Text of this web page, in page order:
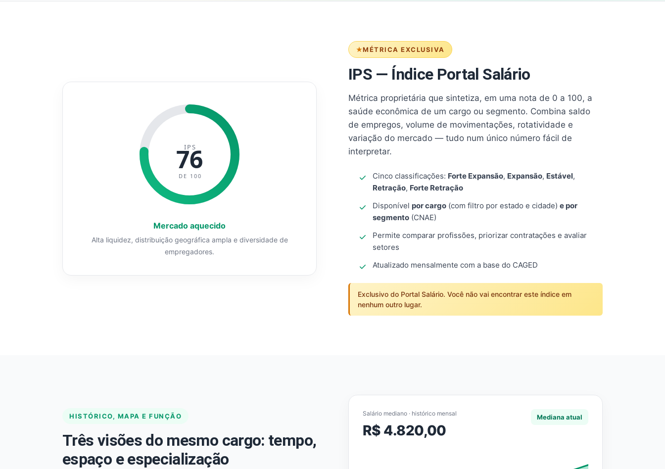
MÉTRICA EXCLUSIVA
IPS — Índice Portal Salário
Métrica proprietária que sintetiza, em uma nota de 0 a 100, a
saúde econômica de um cargo ou segmento. Combina saldo
de empregos, volume de movimentações, rotatividade e
variação do mercado — tudo num único número fácil de
interpretar.
Cinco classificações: Forte Expansão, Expansão, Estável,
Retração, Forte Retração
Disponível por cargo (com filtro por estado e cidade) e por
segmento (CNAE)
Permite comparar profissões, priorizar contratações e avaliar
setores
Atualizado mensalmente com a base do CAGED
Exclusivo do Portal Salário. Você não vai encontrar este índice em
nenhum outro lugar.
IPS
76
DE 100
Mercado aquecido
Alta liquidez, distribuição geográfica ampla e diversidade de
empregadores.
HISTÓRICO, MAPA E FUNÇÃO
Três visões do mesmo cargo: tempo,
espaço e especialização
Salário mediano · histórico mensal
R$ 4.820,00
Mediana atual